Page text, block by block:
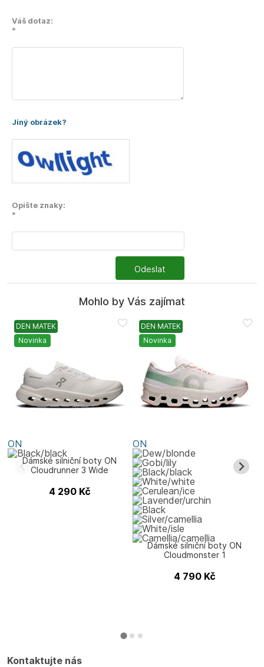
Váš dotaz:
*
Jiný obrázek?
Opište znaky:
*
Odeslat
Mohlo by Vás zajímat
DEN MATEK
Novinka
ON
Dámské silniční boty ON
Cloudrunner 3 Wide
4 290 Kč
DEN MATEK
Novinka
ON
Dámské silniční boty ON
Cloudmonster 1
4 790 Kč
Kontaktujte nás